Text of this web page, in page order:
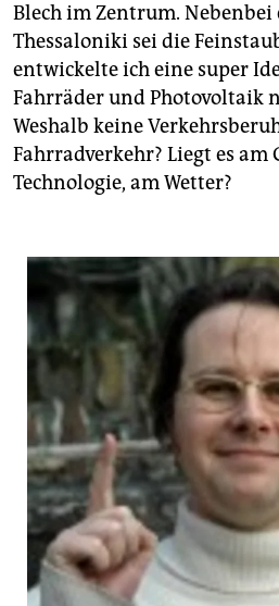
verlag
verlag
veranstaltungen
shop
fragen & hilfe
genossenschaft
epaper login
Blech im Zentrum.
Thessaloniki sei die
entwickelte ich eine super
Fahrräder und Photovoltaik
Weshalb keine
Fahrradverkehr? Liegt es am
Technologie, am Wetter?